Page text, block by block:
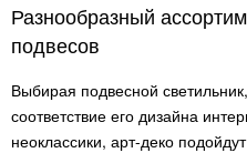
Разнообразный
подвесов
Выбирая подвесной
соответствие его дизайна
неоклассики, арт-деко